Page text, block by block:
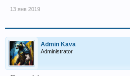
13 янв 2019
Admin Kava
Administrator